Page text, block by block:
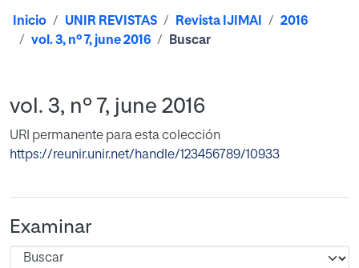
Inicio UNIR REVISTAS Revista IJIMAI
2016
vol. 3, nº 7, june 2016
Buscar
vol. 3, nº 7, june 2016
URI permanente para esta colección
https://reunir.unir.net/handle/123456789/10933
Examinar